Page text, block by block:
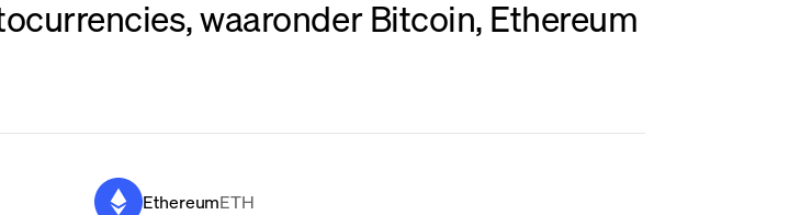
waaronder Bitcoin, Ethereum
EthereumETH